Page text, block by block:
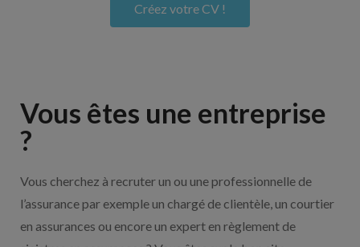
Créez votre CV !
Vous êtes une entreprise
?
Vous cherchez à recruter un ou une professionnelle de
l’assurance par exemple un chargé de clientèle, un courtier
en assurances ou encore un expert en règlement de